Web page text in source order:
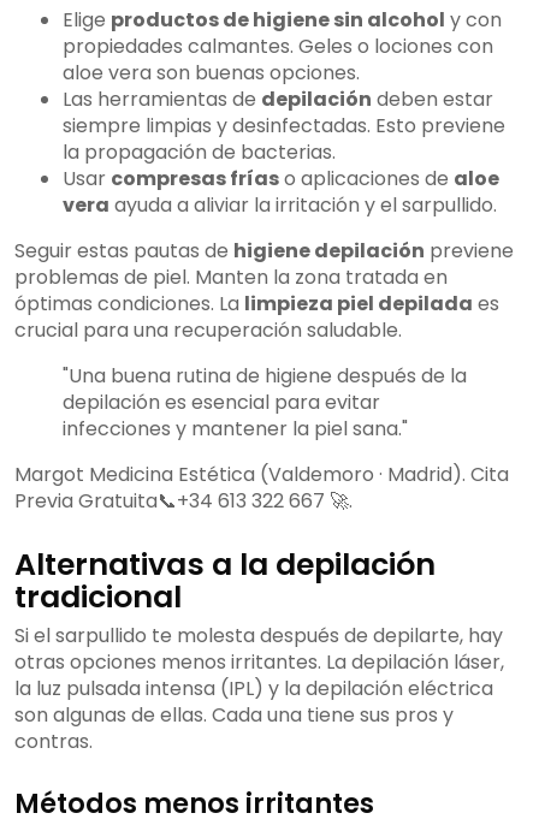
Elige productos de higiene sin alcohol y con
propiedades calmantes. Geles o lociones con
aloe vera son buenas opciones.
Las herramientas de depilación deben estar
siempre limpias y desinfectadas. Esto previene
la propagación de bacterias.
Usar compresas fríaso aplicaciones de aloe
vera ayuda a aliviar la irritación y el sarpullido.
Seguir estas pautas de higiene depilación previene
problemas de piel. Manten la zona tratada en
óptimas condiciones. La limpieza piel depilada es
crucial para una recuperación saludable.
"Una buena rutina de higiene después de la
depilación es esencial para evitar
infecciones y mantener la piel sana."
Margot Medicina Estética (Valdemoro · Madrid). Cita
Previa Gratuita📞+34 613 322 667 🚀.
Alternativas a la depilación
tradicional
Si el sarpullido te molesta después de depilarte, hay
otras opciones menos irritantes. La depilación láser,
la luz pulsada intensa (IPL) y la depilación eléctrica
son algunas de ellas. Cada una tiene sus pros y
contras.
Métodos menos irritantes